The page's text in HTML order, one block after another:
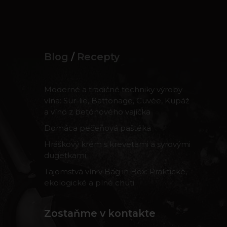
Blog / Recepty
Moderné a tradičné techniky výroby
vína: Sur-lie, Battonage, Cuvée, Kupáž
a víno z betónového vajíčka
Domáca pečeňová paštéka
Hráškový krém s krevetami a syrovými
dugetkami
Tajomstvá vín v Bag in Box: Praktické,
ekologické a plné chuti
Zostaňme v kontakte